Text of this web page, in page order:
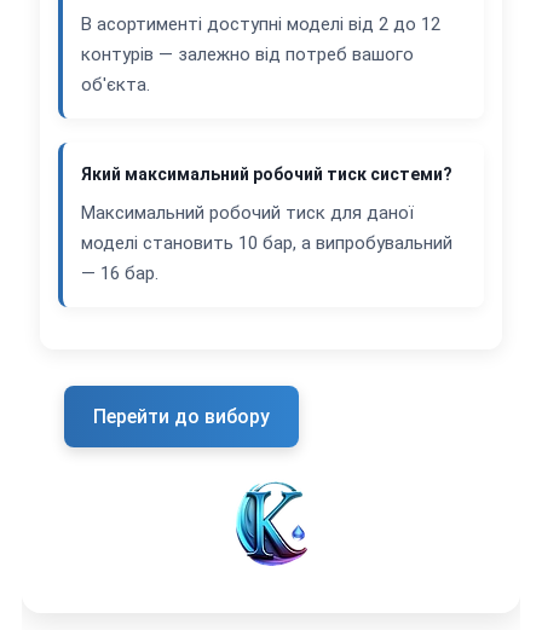
В асортименті доступні моделі від 2 до 12
контурів — залежно від потреб вашого
об'єкта.
Який максимальний робочий тиск системи?
Максимальний робочий тиск для даної
моделі становить 10 бар, а випробувальний
— 16 бар.
Перейти до вибору